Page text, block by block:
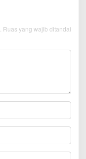
Ruas yang wajib ditandai